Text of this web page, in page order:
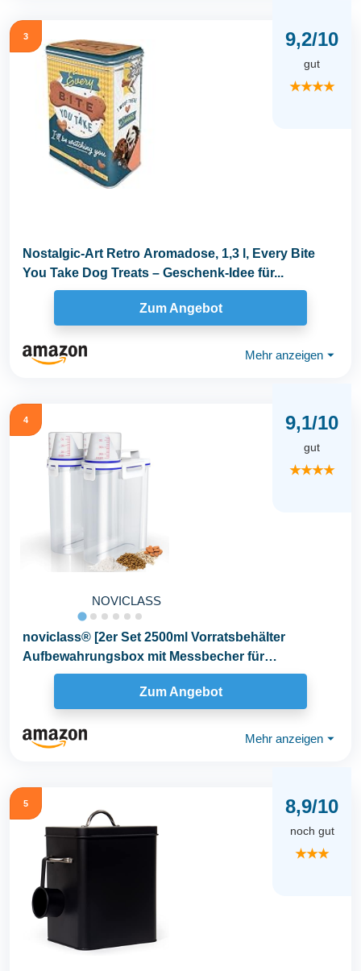
3 9,2/10
gut
★★★★
Nostalgic-Art Retro Aromadose, 1,3 l, Every Bite
You Take Dog Treats – Geschenk-Idee für...
Zum Angebot
Mehr anzeigen ⏷
4
NOVICLASS
9,1/10
gut
★★★★
noviclass® [2er Set 2500ml Vorratsbehälter
Aufbewahrungsbox mit Messbecher für
Trockenfutter Reis...
Zum Angebot
Mehr anzeigen ⏷
5 8,9/10
noch gut
★★★